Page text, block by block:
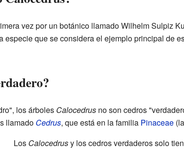
vez por un botánico llamado Wilhelm Sulpiz
especie que se considera el ejemplo principal de
los árboles Calocedrusno son cedros
llamado Cedrus, que está en la familia Pinaceae
Los Calocedrusy los cedros verdaderos solo